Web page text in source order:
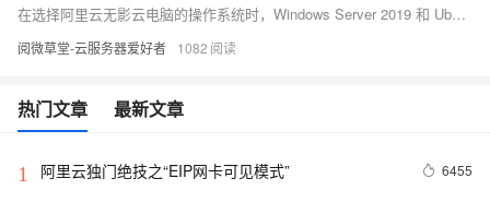
在选择阿里云无影云电脑的操作系统时，Windows Server 2019 和 Ubuntu 各有优势。Windows适合依赖微软生态的企业级应用，提供图形化界面和高安全性；Ubuntu则轻量、经济，适合开源工具链和容器化部署。根据应用场景、资源占用、安全性、开发效率及成本考量，选择最适合的系统。条件允许下，可采用混合方案满足多样化需求。
阅微草堂-云服务器爱好者 1082
热门文章 最新文章
1 阿里云独门绝技之“EIP网卡可见模式” 6455